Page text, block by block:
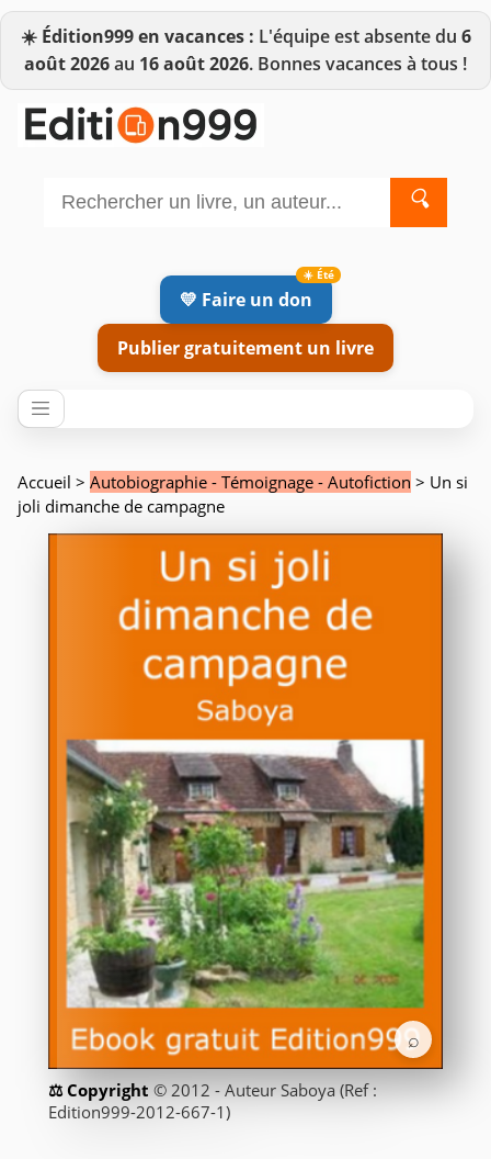
☀️ Édition999 en vacances : L'équipe est absente du 6
août 2026au 16 août 2026. Bonnes vacances à tous !
🔍
💛 Faire un don
Publier gratuitement un livre
Accueil > Autobiographie - Témoignage - Autofiction > Un si
joli dimanche de campagne
⌕
© 2012 - Auteur Saboya (Ref :
Edition999-2012-667-1)